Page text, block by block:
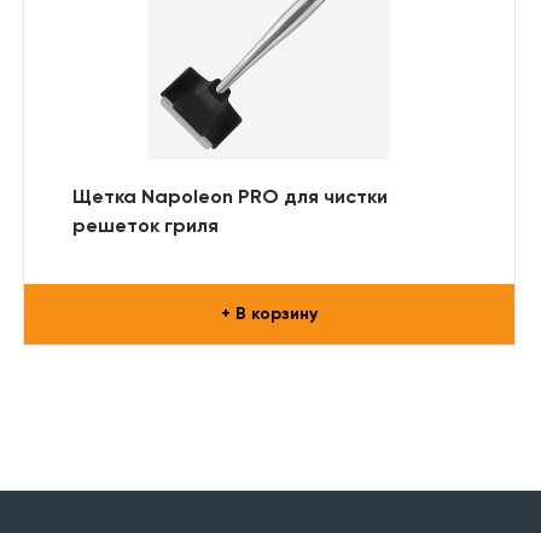
Щетка Napoleon PRO для чистки
решеток гриля
+ В корзину